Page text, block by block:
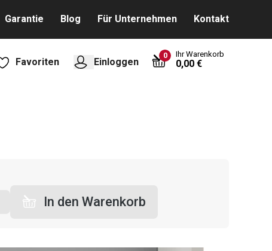
Garantie Blog Für Unternehmen Kontakt
Favoriten Einloggen
0 Ihr Warenkorb
0,00 €
In den Warenkorb